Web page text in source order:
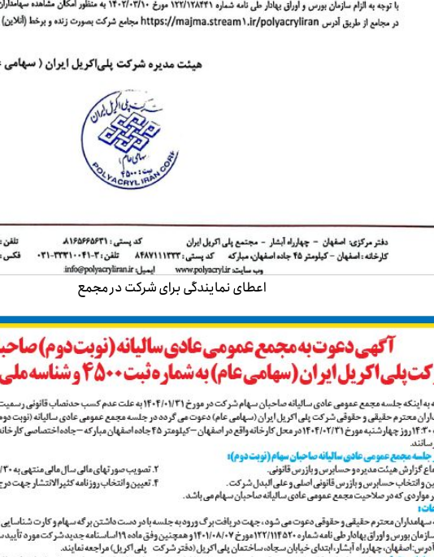
اعطای نمایندگی برای شرکت در مجمع